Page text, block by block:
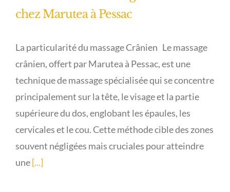
chez Marutea à Pessac
La particularité du massage Crânien Le massage
crânien, offert par Marutea à Pessac, est une
technique de massage spécialisée qui se concentre
principalement sur la tête, le visage et la partie
supérieure du dos, englobant les épaules, les
cervicales et le cou. Cette méthode cible des zones
souvent négligées mais cruciales pour atteindre
une[...]